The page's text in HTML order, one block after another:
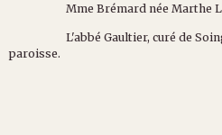
Mme Brémard née Marthe
L'abbé Gaultier, curé de
paroisse.